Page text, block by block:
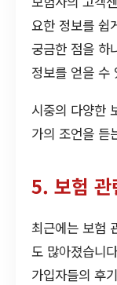
요한 정보를 쉽
궁금한 점을 하
정보를 얻을 수
시중의 다양한
가의 조언을 듣
5. 보험 관
최근에는 보험
도 많아졌습니
가입자들의 후